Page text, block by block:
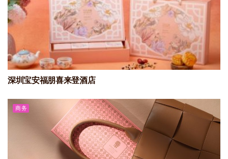
深圳宝安福朋喜来登酒店
商务